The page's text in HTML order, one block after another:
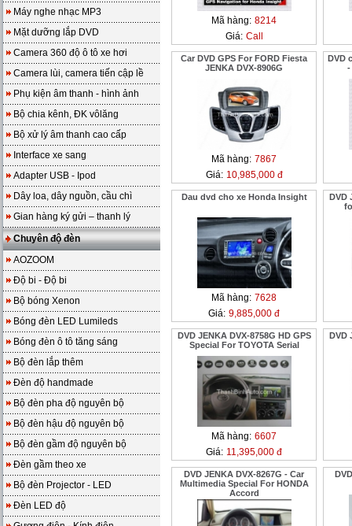
Máy nghe nhạc MP3
Mặt dưỡng lắp DVD
Camera 360 độ ô tô xe hơi
Camera lùi, camera tiến cập lề
Phụ kiện âm thanh - hình ảnh
Bộ chia kênh, ĐK vôlăng
Bộ xử lý âm thanh cao cấp
Interface xe sang
Adapter USB - Ipod
Dây loa, dây nguồn, cầu chì
Gian hàng ký gửi – thanh lý
Chuyên độ đèn
AOZOOM
Độ bi - Độ bi
Bộ bóng Xenon
Bóng đèn LED Lumileds
Bóng đèn ô tô tăng sáng
Bộ đèn lắp thêm
Đèn độ handmade
Bộ đèn pha độ nguyên bộ
Bộ đèn hậu độ nguyên bộ
Bộ đèn gầm độ nguyên bộ
Đèn gầm theo xe
Bộ đèn Projector - LED
Đèn LED độ
Mã hàng: 8214
Giá: Call
Car DVD GPS For FORD Fiesta
JENKA DVX-8906G
Mã hàng: 7867
Giá: 10,985,000 đ
DVD
-
Dau dvd cho xe Honda Insight
Mã hàng: 7628
Giá: 9,885,000 đ
DVD
DVD JENKA DVX-8758G HD GPS
Special For TOYOTA Serial
Mã hàng: 6607
Giá: 11,395,000 đ
DVD
DVD JENKA DVX-8267G - Car
Multimedia Special For HONDA
Accord